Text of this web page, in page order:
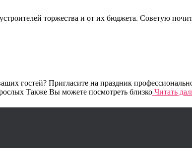
торжества и от их бюджета. Советую
гостей? Пригласите на праздник
Также Вы можете посмотреть близко Читать